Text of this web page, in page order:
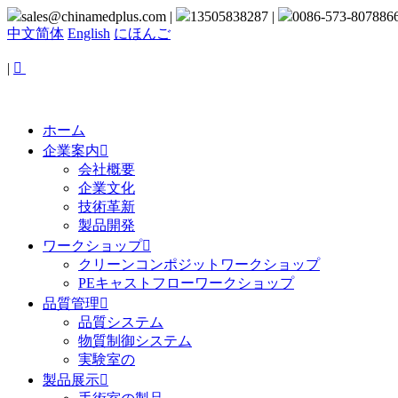
sales@chinamedplus.com | 13505838287 |
0086-573-
中文简体 English にほんご
| 
ホーム
企業案内
会社概要
企業文化
技術革新
製品開発
ワークショップ
クリーンコンポジットワークショップ
PEキャストフローワークショップ
品質管理
品質システム
物質制御システム
実験室の
製品展示